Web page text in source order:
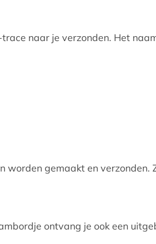
naar je verzonden. Het
gemaakt en verzonden.
ontvang je ook een